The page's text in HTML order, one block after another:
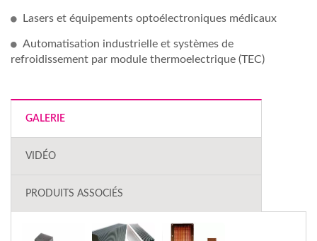
Lasers et équipements optoélectroniques médicaux
Automatisation industrielle et systèmes de
refroidissement par module thermoelectrique (TEC)
GALERIE
VIDÉO
PRODUITS ASSOCIÉS